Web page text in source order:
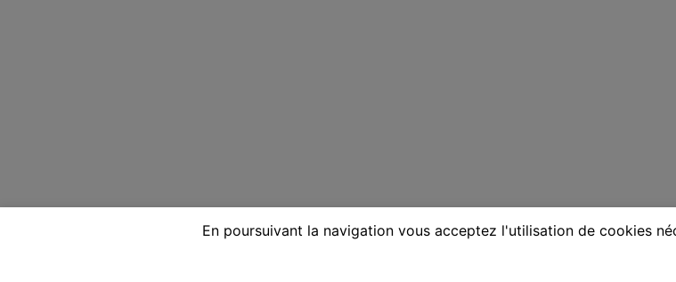
En poursuivant la navigation vous acceptez l'utilisation de cookies